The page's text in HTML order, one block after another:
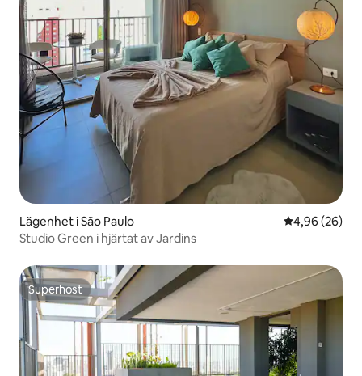
Lägenhet i São Paulo 4,96 av 5 i
4,96 (26)
Studio Green i hjärtat av Jardins
Superhost
Superhost